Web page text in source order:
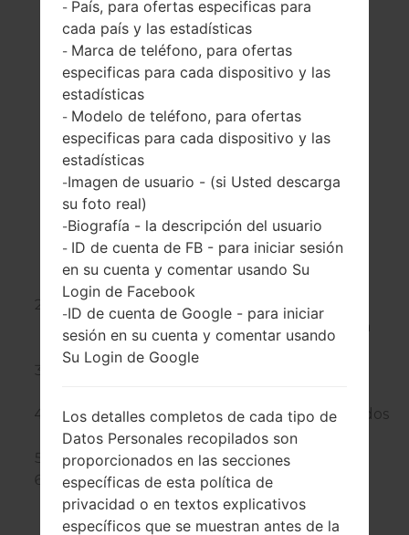
Luego, mantenga presionados
(la tecla de
Encendido y el botón de Inicio
la tecla
de Bajar Volumen durante diez segundos.
las teclas cuando
Después, presionela tecla de Encendido
dos
veces para confirmar el proceso.
Su teléfono ahora se reiniciará.
¡Excelente! Como resultado de estas
acciones, la memoria de su teléfono no
puede ser restaurada.
- País, para ofertas especificas para
cada país y las estadísticas
- Marca de teléfono, para ofertas
especificas para cada dispositivo y las
estadísticas
- Modelo de teléfono, para ofertas
especificas para cada dispositivo y las
estadísticas
-Imagen de usuario - (si Usted descarga
su foto real)
-Biografía - la descripción del usuario
- ID de cuenta de FB - para iniciar sesión
en su cuenta y comentar usando Su
Login de Facebook
-ID de cuenta de Google - para iniciar
sesión en su cuenta y comentar usando
Su Login de Google
Los detalles completos de cada tipo de
Datos Personales recopilados son
proporcionados en las secciones
específicas de esta política de
privacidad o en textos explicativos
específicos que se muestran antes de la